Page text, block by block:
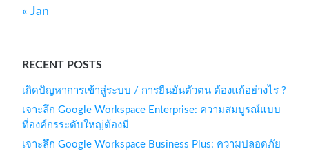
« Jan
RECENT POSTS
เกิดปัญหาการเข้าสู่ระบบ / การยืนยันตัวตน ต้องแก้อย่างไร ?
เจาะลึก Google Workspace Enterprise: ความสมบูรณ์แบบ
ที่องค์กรระดับใหญ่ต้องมี
เจาะลึก Google Workspace Business Plus: ความปลอดภัย